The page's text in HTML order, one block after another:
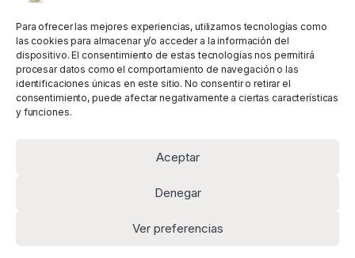
Para ofrecer las mejores experiencias, utilizamos tecnologías como
las cookies para almacenar y/o acceder a la información del
dispositivo. El consentimiento de estas tecnologías nos permitirá
procesar datos como el comportamiento de navegación o las
identificaciones únicas en este sitio. No consentir o retirar el
consentimiento, puede afectar negativamente a ciertas características
y funciones.
Aceptar
Denegar
Ver preferencias
Alguna pregunta? Llámanos!